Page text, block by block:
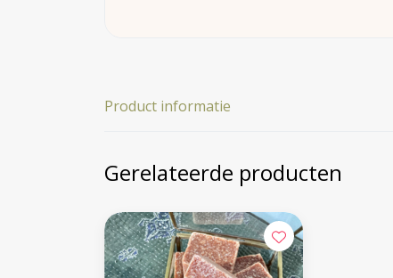
Product informatie
Gerelateerde producten